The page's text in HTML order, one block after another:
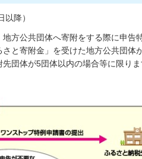
以降）
方公共団体へ寄附をする際に申
と寄附金」を受けた地方公共団体
団体が5団体以内の場合等に限りま